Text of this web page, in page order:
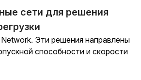
сети для решения
Network. Эти решения направлены
способности и скорости